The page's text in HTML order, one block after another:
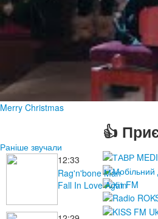
Раніше звучали
12:33
Rag'n'bone Man
Fall In Love Again
Merry Christmas
👍